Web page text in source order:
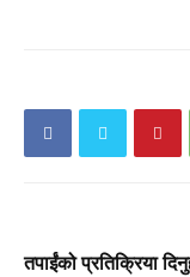
तपाईंको प्रतिक्रिया